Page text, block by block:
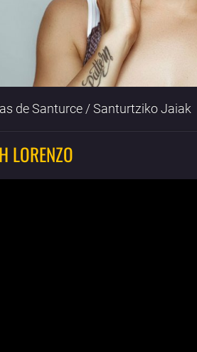
de Santurce / Santurtziko Jaiak
LORENZO